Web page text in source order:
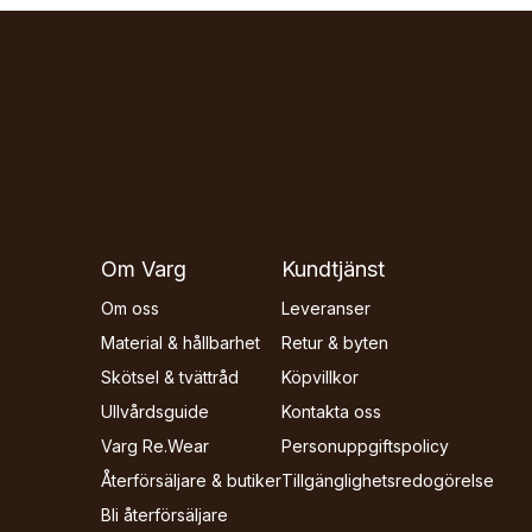
Om Varg
Om oss
Material & hållbarhet
Skötsel & tvättråd
Ullvårdsguide
Varg Re.Wear
Återförsäljare & butiker
Bli återförsäljare
Kundtjänst
Leveranser
Retur & byten
Köpvillkor
Kontakta oss
Personuppgiftspolicy
Tillgänglighets­redogörelse